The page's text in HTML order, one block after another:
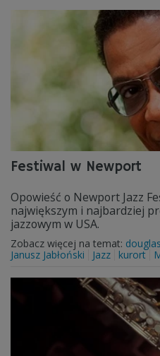
Festiwal w Newport
Opowieść o Newport Jazz
największym i najbardziej
jazzowym w USA.
Zobacz więcej na temat: douglas
Janusz Jabłoński
Jazz kurort